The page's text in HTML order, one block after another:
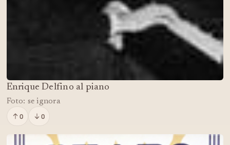
Enrique Delfino al piano
Foto: se ignora
0 0